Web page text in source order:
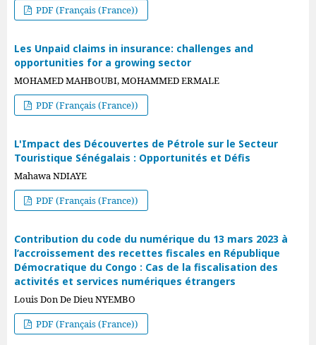
PDF (Français (France))
Les Unpaid claims in insurance: challenges and
opportunities for a growing sector
MOHAMED MAHBOUBI, MOHAMMED ERMALE
PDF (Français (France))
L'Impact des Découvertes de Pétrole sur le Secteur
Touristique Sénégalais : Opportunités et Défis
Mahawa NDIAYE
PDF (Français (France))
Contribution du code du numérique du 13 mars 2023 à
l’accroissement des recettes fiscales en République
Démocratique du Congo : Cas de la fiscalisation des
activités et services numériques étrangers
Louis Don De Dieu NYEMBO
PDF (Français (France))